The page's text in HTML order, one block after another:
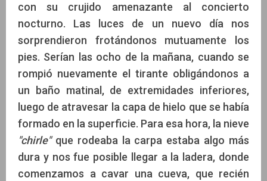
con su crujido amenazante al concierto
nocturno. Las luces de un nuevo día nos
sorprendieron frotándonos mutuamente los
pies. Serían las ocho de la mañana, cuando se
rompió nuevamente el tirante obligándonos a
un baño matinal, de extremidades inferiores,
luego de atravesar la capa de hielo que se había
formado en la superficie. Para esa hora, la nieve
"chirle"que rodeaba la carpa estaba algo más
dura y nos fue posible llegar a la ladera, donde
comenzamos a cavar una cueva, que recién